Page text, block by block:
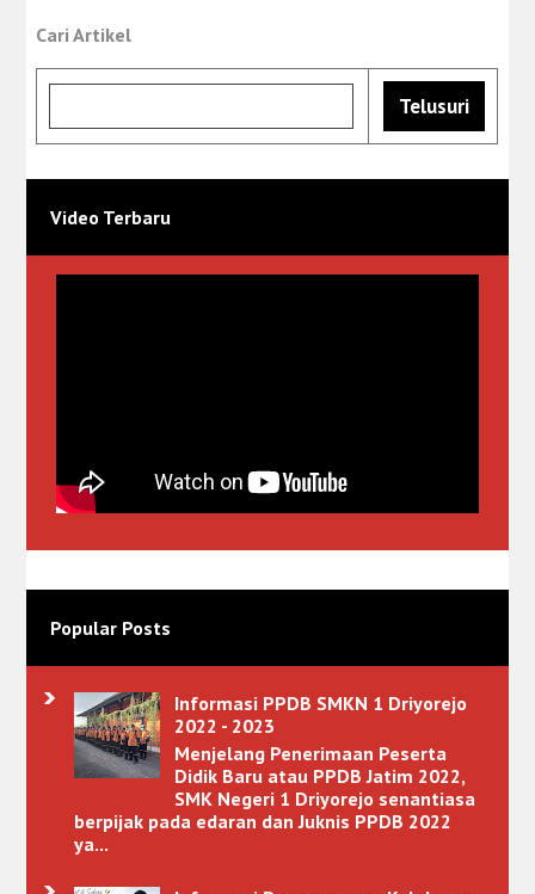
Cari Artikel
Video Terbaru
Popular Posts
Informasi PPDB SMKN 1 Driyorejo
2022 - 2023
Menjelang Penerimaan Peserta
Didik Baru atau PPDB Jatim 2022,
SMK Negeri 1 Driyorejo senantiasa
berpijak pada edaran dan Juknis PPDB 2022
ya...